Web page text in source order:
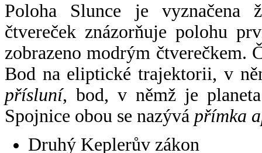
Poloha Slunce je vyznačena
čtvereček znázorňuje polohu
zobrazeno modrým čtverečkem.
Bod na eliptické trajektorii, v
přísluní, bod, v němž je
Spojnice obou se nazývá přímka
Druhý Keplerův zákon